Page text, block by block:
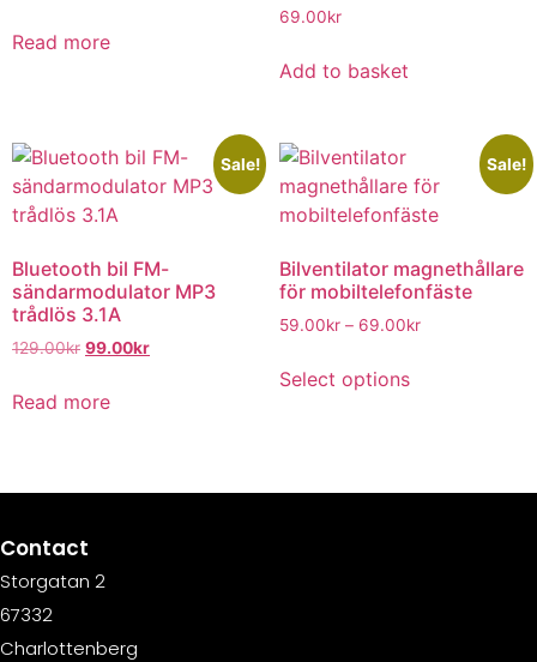
Read more
69.00kr
Add to basket
Sale!
Bluetooth bil FM-
sändarmodulator MP3
trådlös 3.1A
129.00kr 99.00kr
Read more
Sale!
Bilventilator magnethållare
för mobiltelefonfäste
59.00kr – 69.00kr
Select options
Contact
Storgatan 2
67332
Charlottenberg